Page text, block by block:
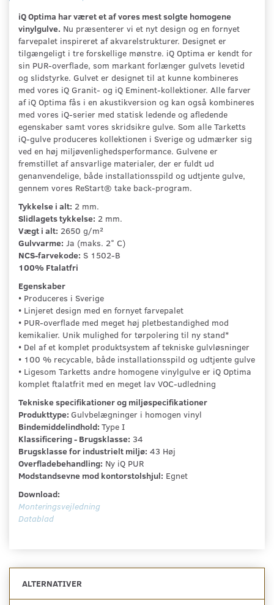
iQ Optima har været et af vores mest solgte homogene
vinylgulve. Nu præsenterer vi et nyt design og en fornyet
farvepalet inspireret af akvarelstrukturer. Designet er
tilgængeligt i tre forskellige mønstre. iQ Optima er kendt for
sin PUR-overflade, som markant forlænger gulvets levetid
og slidstyrke. Gulvet er designet til at kunne kombineres
med vores iQ Granit- og iQ Eminent-kollektioner. Alle farver
af iQ Optima fås i en akustikversion og kan også kombineres
med vores iQ-serier med statisk ledende og afledende
egenskaber samt vores skridsikre gulve. Som alle Tarketts
iQ-gulve produceres kollektionen i Sverige og udmærker sig
ved en høj miljøvenlighedsperformance. Gulvene er
fremstillet af ansvarlige materialer, der er fuldt ud
genanvendelige, både installationsspild og udtjente gulve,
gennem vores ReStart® take back-program.
Tykkelse i alt: 2 mm.
Slidlagets tykkelse: 2 mm.
Vægt i alt: 2650 g/m²
Gulvvarme: Ja (maks. 2° C)
NCS-farvekode: S 1502-B
100% Ftalatfri
Egenskaber
• Produceres i Sverige
• Linjeret design med en fornyet farvepalet
• PUR-overflade med meget høj pletbestandighed mod
kemikalier. Unik mulighed for tørpolering til ny stand*
• Del af et komplet produktsystem af tekniske gulvløsninger
• 100 % recycable, både installationsspild og udtjente gulve
• Ligesom Tarketts andre homogene vinylgulve er iQ Optima
komplet ftalatfrit med en meget lav VOC-udledning
Tekniske specifikationer og miljøspecifikationer
Produkttype: Gulvbelægninger i homogen vinyl
Bindemiddelindhold: Type I
Klassificering - Brugsklasse: 34
Brugsklasse for industrielt miljø: 43 Høj
Overfladebehandling: Ny iQ PUR
Modstandsevne mod kontorstolshjul: Egnet
Download:
Monteringsvejledning
Datablad
ALTERNATIVER